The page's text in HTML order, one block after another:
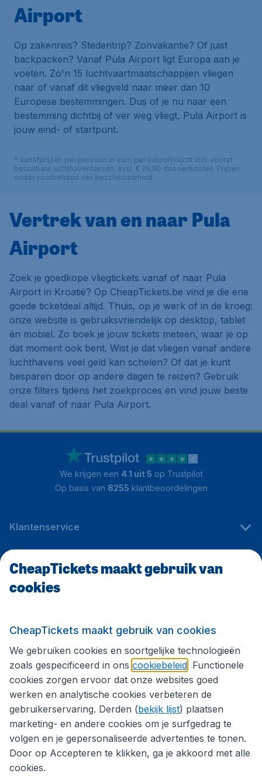
Airport
Op zakenreis? Stedentrip? Zonvakantie? Of juist
backpacken? Vanaf Pula Airport ligt Europa aan je
voeten. Zo'n 15 luchtvaartmaatschappijen vliegen
naar of vanaf dit vliegveld naar meer dan 10
Europese bestemmingen. Dus of je nu naar een
bestemming dichtbij of ver weg vliegt, Pula Airport is
jouw eind- of startpunt.
* vanafprijzen per persoon in euro per (retour)vlucht incl. vooraf
betaalbare luchthaventaksen, excl. € 29,90 dossierkosten. Prijzen
onder voorbehoud van beschikbaarheid.
Vertrek van en naar Pula
Airport
Zoek je goedkope vliegtickets vanaf of naar Pula
Airport in Kroatië? Op CheapTickets.be vind je die ene
goede ticketdeal altijd. Thuis, op je werk of in de kroeg:
onze website is gebruiksvriendelijk op desktop, tablet
én mobiel. Zo boek je jouw tickets meteen, waar je op
dat moment ook bent. Wist je dat vliegen vanaf andere
luchthavens veel geld kan schelen? Of dat je kunt
besparen door op andere dagen te reizen? Gebruik
onze filters tijdens het zoekproces en vind jouw beste
deal vanaf of naar Pula Airport.
We krijgen een 4.1 uit 5 op Trustpilot
Op basis van 8255 klantbeoordelingen
Klantenservice
CheapTickets.be
Volg CheapTickets.be
CheapTickets maakt gebruik van
cookies
CheapTickets maakt gebruik van cookies
We gebruiken cookies en soortgelijke technologieën
zoals gespecificeerd in ons cookiebeleid . Functionele
cookies zorgen ervoor dat onze websites goed
werken en analytische cookies verbeteren de
gebruikerservaring. Derden (bekijk lijst) plaatsen
marketing- en andere cookies om je surfgedrag te
volgen en je gepersonaliseerde advertenties te tonen.
Door op Accepteren te klikken, ga je akkoord met alle
cookies.